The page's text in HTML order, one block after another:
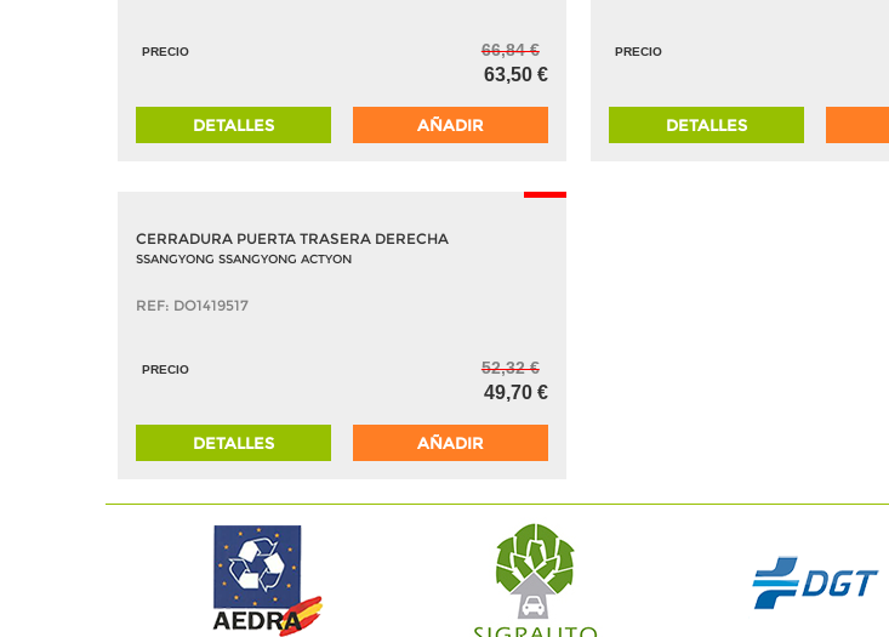
PRECIO 66,84 €
63,50 €
DETALLES AÑADIR
PRECIO
DETALLES
CERRADURA PUERTA TRASERA DERECHA
SSANGYONG SSANGYONG ACTYON
REF: DO1419517
PRECIO 52,32 €
49,70 €
DETALLES AÑADIR